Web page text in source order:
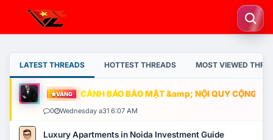
LATEST THREADS HOTTEST THREADS MOST VIEWED
VÀNG CẢNH BÁO BẢO MẬT &amp; NỘI QUY CỘNG
0 Wednesday a31 6:07 AM
Luxury Apartments in Noida Investment Guide